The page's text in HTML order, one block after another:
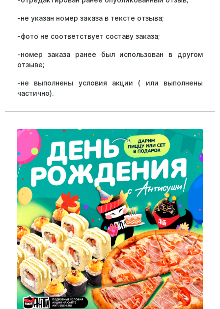
-не указан номер заказа в тексте отзыва;
-фото не соответствует составу заказа;
-номер заказа ранее был использован в другом
отзыве;
-не выполнены условия акции ( или выполнены
частично).